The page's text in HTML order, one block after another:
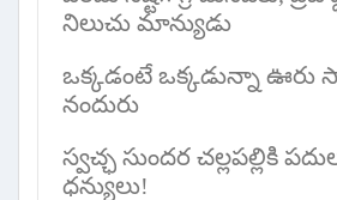
నిలుచు మాన్యుడు
ఒక్కడంటే ఒక్కడున్నా ఊరు
నందురు
స్వచ్ఛ సుందర చల్లపల్లికి
ధన్యులు!